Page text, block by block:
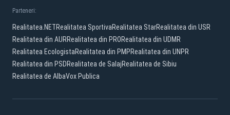
Parteneri:
Realitatea.NETRealitatea SportivaRealitatea StarRealitatea din USR
Realitatea din AURRealitatea din PRORealitatea din UDMR
Realitatea EcologistaRealitatea din PMPRealitatea din UNPR
Realitatea din PSDRealitatea de SalajRealitatea de Sibiu
Realitatea de AlbaVox Publica